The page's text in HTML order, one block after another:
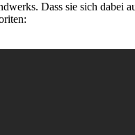
Dass sie sich dabei